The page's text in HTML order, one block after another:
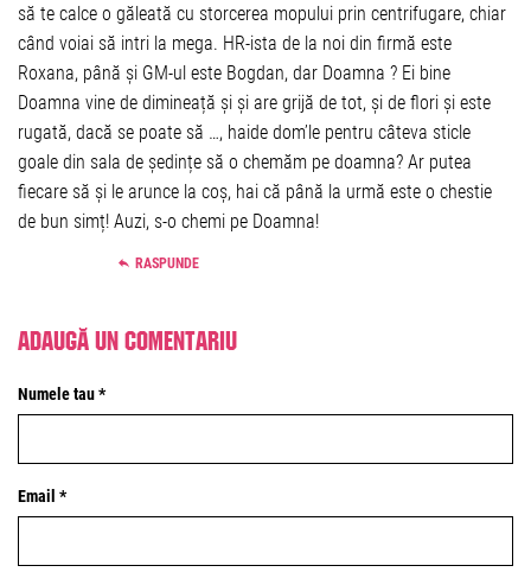
să te calce o găleată cu storcerea mopului prin centrifugare, chiar
când voiai să intri la mega. HR-ista de la noi din firmă este
Roxana, până și GM-ul este Bogdan, dar Doamna ? Ei bine
Doamna vine de dimineață și și are grijă de tot, și de flori și este
rugată, dacă se poate să …, haide dom’le pentru câteva sticle
goale din sala de ședințe să o chemăm pe doamna? Ar putea
fiecare să și le arunce la coș, hai că până la urmă este o chestie
de bun simț! Auzi, s-o chemi pe Doamna!
RASPUNDE
Adaugă un comentariu
Numele tau *
Email *